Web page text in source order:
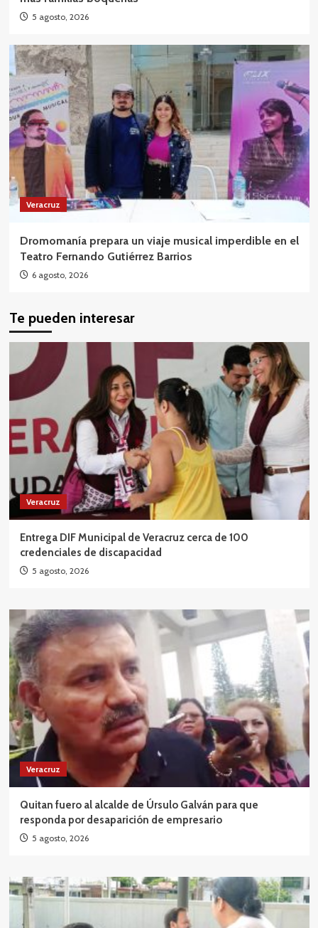
5 agosto, 2026
Veracruz
Dromomanía prepara un viaje musical imperdible en el
Teatro Fernando Gutiérrez Barrios
6 agosto, 2026
Te pueden interesar
Veracruz
Entrega DIF Municipal de Veracruz cerca de 100
credenciales de discapacidad
5 agosto, 2026
Veracruz
Quitan fuero al alcalde de Úrsulo Galván para que
responda por desaparición de empresario
5 agosto, 2026